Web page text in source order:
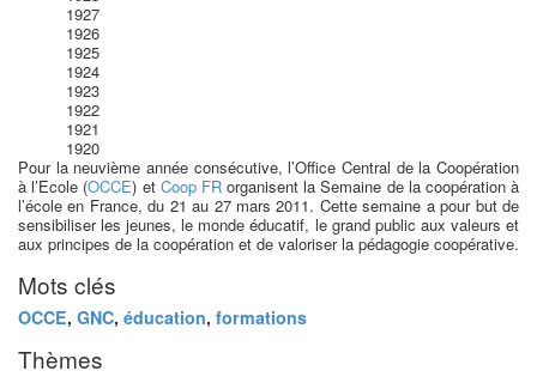
1927
1926
1925
1924
1923
1922
1921
1920
Pour la neuvième année consécutive, l’Office Central de la Coopération
à l’Ecole (OCCE) et Coop FRorganisent la Semaine de la coopération à
l’école en France, du 21 au 27 mars 2011. Cette semaine a pour but de
sensibiliser les jeunes, le monde éducatif, le grand public aux valeurs et
aux principes de la coopération et de valoriser la pédagogie coopérative.
Mots clés
OCCE, GNC, éducation, formations
Thèmes